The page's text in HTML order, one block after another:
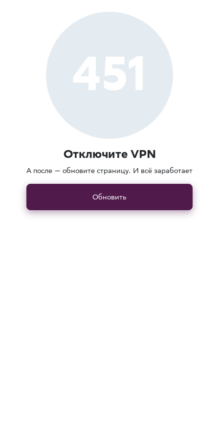
451
Отключите VPN
А после — обновите страницу. И всё заработает
Обновить